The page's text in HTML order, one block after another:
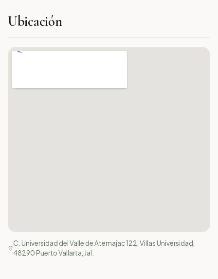
Ubicación
C. Universidad del Valle de Atemajac 122, Villas Universidad,
48290 Puerto Vallarta, Jal.